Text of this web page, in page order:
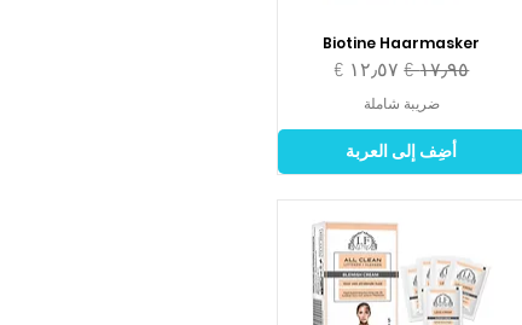
Biotine Haarmasker
سعر عادي‏١٧٫٩٥ € سعر البيع
ضريبة شاملة
أضِف إلى العربة